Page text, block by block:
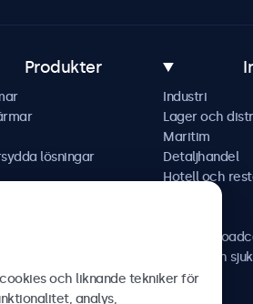
Produkter
lösningar
Industri
Lager och
Maritim
Detaljhandel
Hotell och
AV och
Hälso- och
och liknande tekniker för
analys,